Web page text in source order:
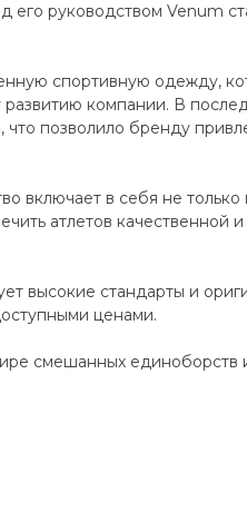
руководством Venum
спортивную одежду,
компании. В
позволило бренду
включает в себя не
атлетов
высокие стандарты и
ценами.
смешанных единоборств